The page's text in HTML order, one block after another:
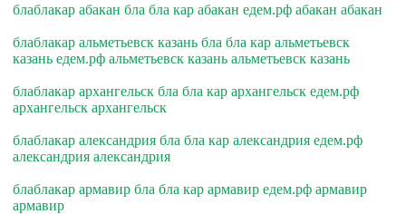
блаблакар абакан бла бла кар абакан едем.рф абакан абакан
блаблакар альметьевск казань бла бла кар альметьевск
казань едем.рф альметьевск казань альметьевск казань
блаблакар архангельск бла бла кар архангельск едем.рф
архангельск архангельск
блаблакар александрия бла бла кар александрия едем.рф
александрия александрия
блаблакар армавир бла бла кар армавир едем.рф армавир
армавир